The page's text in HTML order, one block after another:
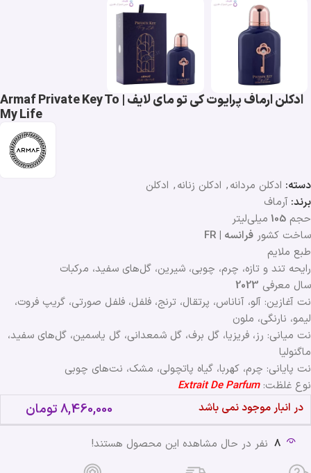
ادکلن ارماف پرایوت کی تو مای لایف | Armaf Private Key To
My Life
دسته: ادکلن مردانه, ادکلن زنانه, ادکلن
برند: آرماف
حجم 105 میلی‌لیتر
ساخت کشور فرانسه | FR
طبع ملایم
رایحه تند و تازه، چرم، چوبی، شیرین، گل‌های سفید، مرکبات
سال معرفی 2023
نت آغازین: آلو، آناناس، پرتقال، ترنج، فلفل، فلفل صورتی، گریپ فروت،
لیمو، نارنگی، ملون
نت میانی: رز، فریزیا، گل برف، گل شمعدانی، گل یاسمین، گل‌های سفید،
ماگنولیا
نت پایانی: چرم، کهربا، گیاه پاتچولی، مشک، نت‌های چوبی
نوع غلظت:Extrait De Parfum
در انبار موجود نمی باشد
8,460,000تومان
8 نفر در حال مشاهده این محصول هستند!